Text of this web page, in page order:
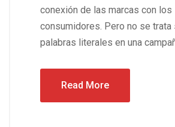
conexión de las marcas con los
consumidores. Pero no se trata
palabras literales en una
Read More